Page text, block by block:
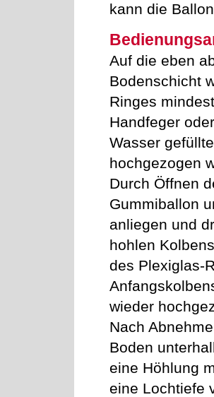
kann die
Auf die eben
Bodenschicht
Ringes
Handfeger
Wasser
hochgezogen
Durch Öffnen
Gummiballon
anliegen und
hohlen
des Plexiglas-
wieder
Nach
Boden
eine Höhlung
eine Lochtiefe